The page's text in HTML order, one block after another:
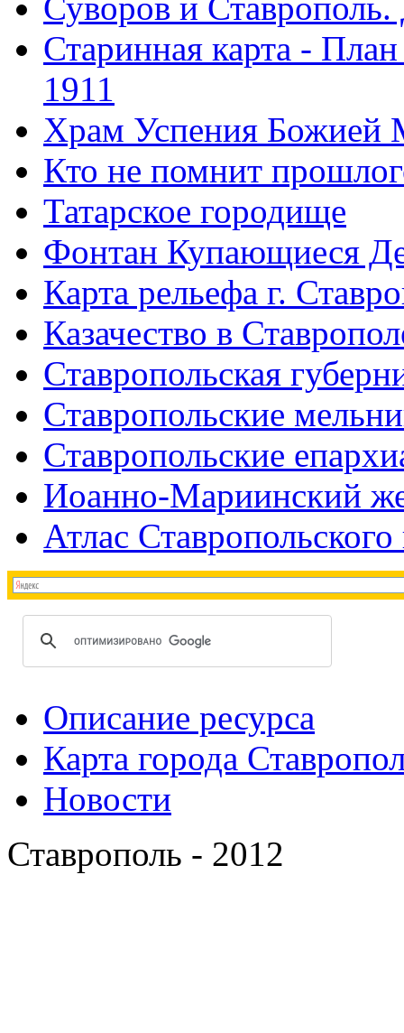
Суворов и
Старинная карта -
1911
Храм Успения Божией
Кто не помнит
Татарское городище
Фонтан Купающиеся
Карта рельефа г.
Казачество в
Ставропольская
Ставропольские
Ставропольские
Иоанно-Мариинский
Атлас
Описание ресурса
Карта города
Новости
Ставрополь - 2012